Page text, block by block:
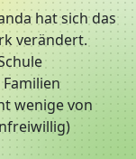
hat sich das
verändert.
wenige von